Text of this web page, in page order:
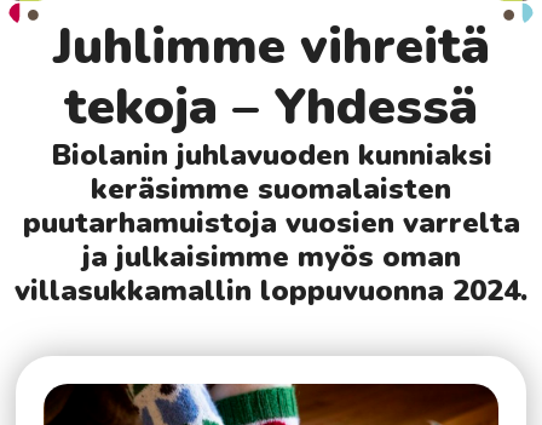
Juhlimme vihreitä
tekoja – Yhdessä
Biolanin juhlavuoden kunniaksi
keräsimme suomalaisten
puutarhamuistoja vuosien varrelta
ja julkaisimme myös oman
villasukkamallin loppuvuonna 2024.